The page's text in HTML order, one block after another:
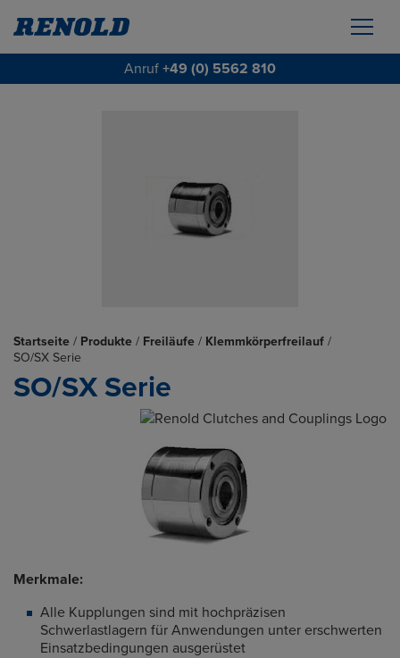
Anruf +49 (0) 5562 810
Startseite / Produkte / Freiläufe / Klemmkörperfreilauf /
SO/SX Serie
SO/SX Serie
Merkmale:
Alle Kupplungen sind mit hochpräzisen
Schwerlastlagern für Anwendungen unter erschwerten
Einsatzbedingungen ausgerüstet